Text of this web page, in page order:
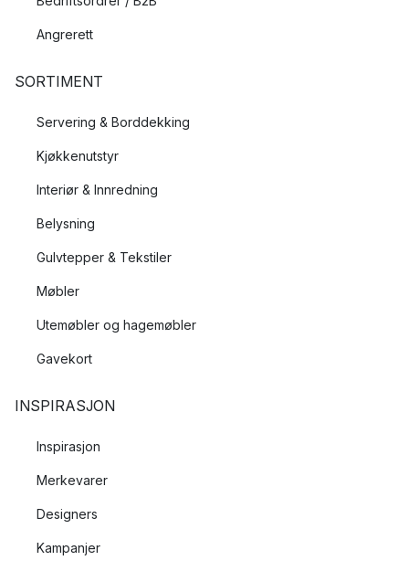
Angrerett
SORTIMENT
Servering & Borddekking
Kjøkkenutstyr
Interiør & Innredning
Belysning
Gulvtepper & Tekstiler
Møbler
Utemøbler og hagemøbler
Gavekort
INSPIRASJON
Inspirasjon
Merkevarer
Designers
Kampanjer